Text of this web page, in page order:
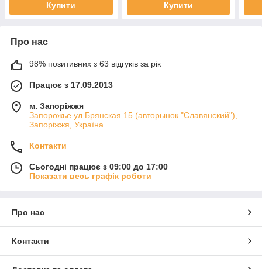
Купити Купити
Про нас
98% позитивних з 63 відгуків за рік
Працює з 17.09.2013
м. Запоріжжя
Запорожье ул.Брянская 15 (авторынок "Славянский"),
Запоріжжя, Україна
Контакти
Сьогодні працює з 09:00 до 17:00
Показати весь графік роботи
Про нас
Контакти